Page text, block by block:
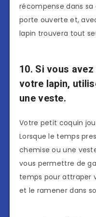
récompense dans
porte ouverte et,
lapin trouvera tout
10. Si vous
votre lapin,
une veste.
Votre petit coquin
Lorsque le temps
chemise ou une
vous permettre de
temps pour attraper
et le ramener dans